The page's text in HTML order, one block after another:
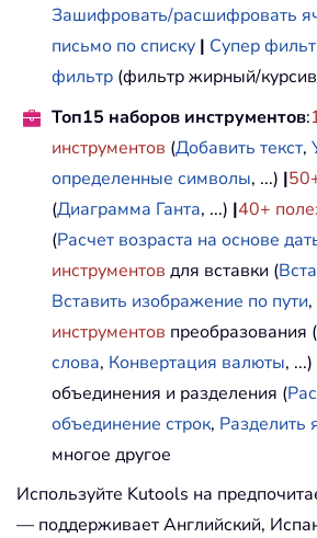
' Protect
       ActiveSheet
.
          Scenarios
' Resize
' for video
       ActiveWindow
.
       ActiveWindow
' Allow
       Application
.
' Prevent
' here.
Exit
Sub
' Error causes
' and resumes
   MyErrorTrap
:
       MsgBox
& Chr(13)
" (or
Зашифровать/расшифровать
письмо по списку | Супер
фильтр (фильтр жирный/
Топ15 наборов инструментов:
инструментов (Добавить текст,
определенные символы, ...) |
(Диаграмма Ганта, ...) |40+
(Расчет возраста на основе
инструментов для вставки (
Вставить изображение по пути,
инструментов преобразования (
слова, Конвертация валюты, ...)
объединения и разделения (
объединение строк, Разделить
многое другое
Используйте Kutools на
— поддерживает Английский,